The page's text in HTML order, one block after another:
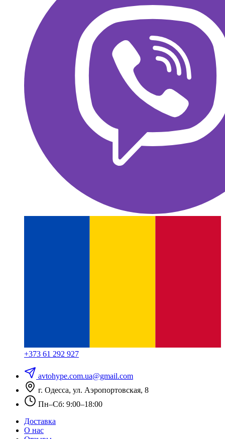
+373 61 292 927
avtohype.com.ua@gmail.com
г. Одесса, ул. Аэропортовская, 8
Пн–Сб: 9:00–18:00
Доставка
О нас